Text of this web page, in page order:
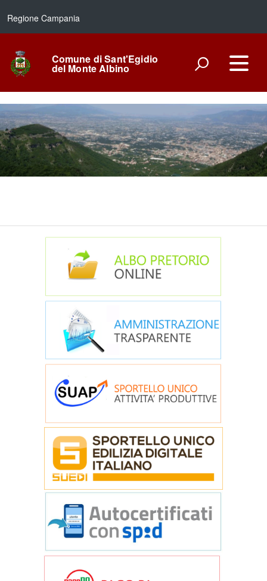
Regione Campania
Comune di Sant'Egidio
del Monte Albino